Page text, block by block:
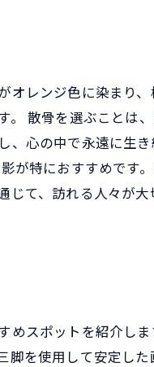
オレンジ色に染まり
散骨を選ぶことは
、心の中で永遠に生
が特におすすめです
て、訪れる人々が
めスポットを紹介し
脚を使用して安定し